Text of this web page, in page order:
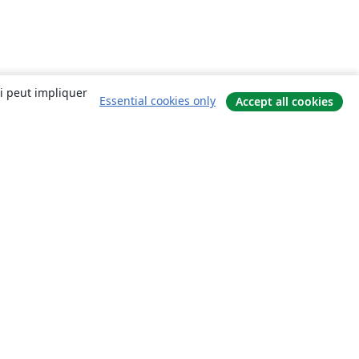
peut impliquer
Essential cookies only Accept all cookies